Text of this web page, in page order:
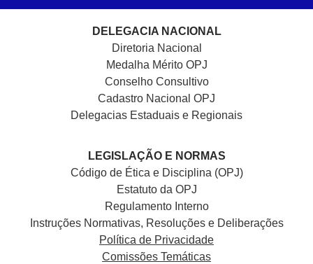
DELEGACIA NACIONAL
Diretoria Nacional
Medalha Mérito OPJ
Conselho Consultivo
Cadastro Nacional OPJ
Delegacias Estaduais e Regionais
LEGISLAÇÃO E NORMAS
Código de Ética e Disciplina (OPJ)
Estatuto da OPJ
Regulamento Interno
Instruções Normativas, Resoluções e Deliberações
Política de Privacidade
Comissões Temáticas